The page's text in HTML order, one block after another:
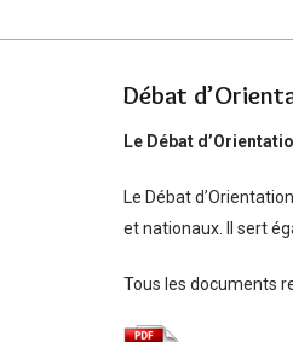
Débat
Le Débat
Le Débat
et nationaux. Il sert
Tous les documents